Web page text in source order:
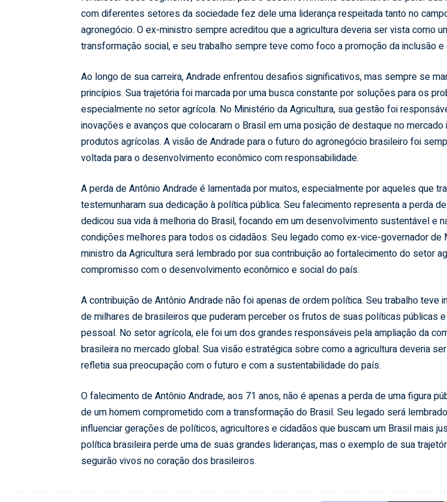
com diferentes setores da sociedade fez dele uma liderança respeitada tanto no
agronegócio. O ex-ministro sempre acreditou que a agricultura deveria ser vista como
transformação social, e seu trabalho sempre teve como foco a promoção da inclusão e
Ao longo de sua carreira, Andrade enfrentou desafios significativos, mas sempre se
princípios. Sua trajetória foi marcada por uma busca constante por soluções para os
especialmente no setor agrícola. No Ministério da Agricultura, sua gestão foi
inovações e avanços que colocaram o Brasil em uma posição de destaque no mercado
produtos agrícolas. A visão de Andrade para o futuro do agronegócio brasileiro foi
voltada para o desenvolvimento econômico com responsabilidade.
A perda de Antônio Andrade é lamentada por muitos, especialmente por aqueles que
testemunharam sua dedicação à política pública. Seu falecimento representa a perda
dedicou sua vida à melhoria do Brasil, focando em um desenvolvimento sustentável e
condições melhores para todos os cidadãos. Seu legado como ex-vice-governador de
ministro da Agricultura será lembrado por sua contribuição ao fortalecimento do setor
compromisso com o desenvolvimento econômico e social do país.
A contribuição de Antônio Andrade não foi apenas de ordem política. Seu trabalho teve
de milhares de brasileiros que puderam perceber os frutos de suas políticas públicas
pessoal. No setor agrícola, ele foi um dos grandes responsáveis pela ampliação da
brasileira no mercado global. Sua visão estratégica sobre como a agricultura deveria
refletia sua preocupação com o futuro e com a sustentabilidade do país.
O falecimento de Antônio Andrade, aos 71 anos, não é apenas a perda de uma figura
de um homem comprometido com a transformação do Brasil. Seu legado será
influenciar gerações de políticos, agricultores e cidadãos que buscam um Brasil mais
política brasileira perde uma de suas grandes lideranças, mas o exemplo de sua
seguirão vivos no coração dos brasileiros.